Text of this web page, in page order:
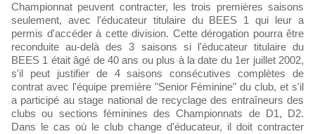
Championnat peuvent contracter, les trois premières saisons
seulement, avec l'éducateur titulaire du BEES 1 qui leur a
permis d'accéder à cette division. Cette dérogation pourra être
reconduite au-delà des 3 saisons si l'éducateur titulaire du
BEES 1 était âgé de 40 ans ou plus à la date du 1er juillet 2002,
s'il peut justifier de 4 saisons consécutives complètes de
contrat avec l'équipe première "Senior Féminine" du club, et s'il
a participé au stage national de recyclage des entraîneurs des
clubs ou sections féminines des Championnats de D1, D2.
Dans le cas où le club change d'éducateur, il doit contracter